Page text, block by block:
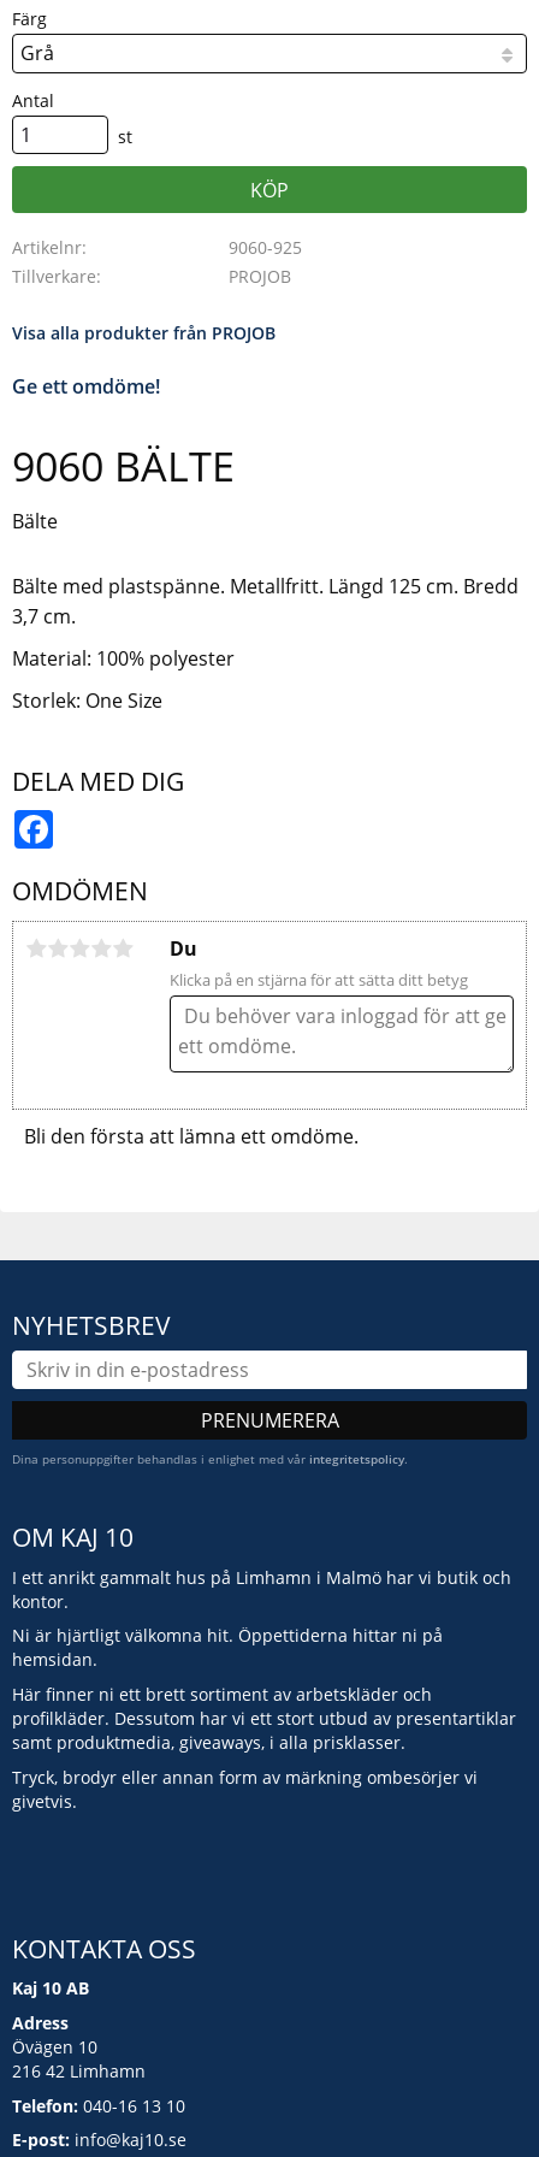
Färg
Antal
st
KÖP
Artikelnr
9060-925
Tillverkare
PROJOB
Visa alla produkter från PROJOB
Ge ett omdöme!
9060 BÄLTE
Bälte
Bälte med plastspänne. Metallfritt. Längd 125 cm. Bredd
3,7 cm.
Material: 100% polyester
Storlek: One Size
DELA MED DIG
OMDÖMEN
Du
Klicka på en stjärna för att sätta ditt betyg
Bli den första att lämna ett omdöme.
NYHETSBREV
PRENUMERERA
Dina personuppgifter behandlas i enlighet med vår integritetspolicy.
OM KAJ 10
I ett anrikt gammalt hus på Limhamn i Malmö har vi butik och
kontor.
Ni är hjärtligt välkomna hit. Öppettiderna hittar ni på
hemsidan.
Här finner ni ett brett sortiment av arbetskläder och
profilkläder. Dessutom har vi ett stort utbud av presentartiklar
samt produktmedia, giveaways, i alla prisklasser.
Tryck, brodyr eller annan form av märkning ombesörjer vi
givetvis.
KONTAKTA OSS
Kaj 10 AB
Adress
Övägen 10
216 42 Limhamn
Telefon: 040-16 13 10
E-post: info@kaj10.se